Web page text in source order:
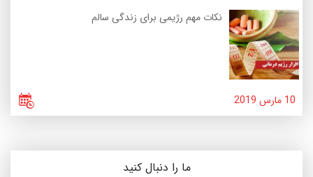
نکات مهم رژیمی برای زندگی سالم
10 مارس 2019
ما را دنبال کنید